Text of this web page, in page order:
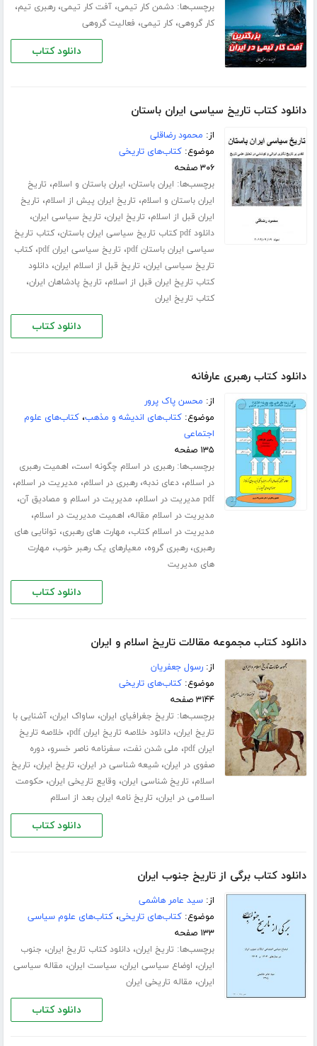
برچسب‌ها:دشمن کار تیمی،آفت کار تیمی،رهبری تیم،
کار گروهی،کار تیمی، فعالیت گروهی
دانلود کتاب
دانلود کتاب تاریخ سیاسی ایران باستان
از: محمود رضاقلی
موضوع:کتاب‌های تاریخی
۳۰۶ صفحه
برچسب‌ها: ایران باستان، ایران باستان و اسلام، تاریخ
ایران باستان و اسلام، تاریخ ایران پیش از اسلام، تاریخ
ایران قبل از اسلام، تاریخ ایران، تاریخ سیاسی ایران،
دانلود pdf کتاب تاریخ سیاسی ایران باستان ،کتاب تاریخ
سیاسی ایران باستان pdf
، تاریخ سیاسی ایران pdf ،کتاب
تاریخ سیاسی ایران، تاریخ قبل از اسلام ایران،دانلود
کتاب تاریخ ایران قبل از اسلام، تاریخ پادشاهان ایران،
کتاب تاریخ ایران
دانلود کتاب
دانلود کتاب رهبری عارفانه
از: محسن پاک پرور
موضوع:کتاب‌های اندیشه و مذهب،کتاب‌های علوم
اجتماعی
۱۳۵ صفحه
برچسب‌ها:رهبری در اسلام چگونه است، اهمیت رهبری
در اسلام،دعای ندبه،رهبری در اسلام، مدیریت در اسلام،
pdf مدیریت در اسلام ، مدیریت در اسلام و مصادیق آن،
مدیریت در اسلام مقاله، اهمیت مدیریت در اسلام،
مدیریت در اسلام کتاب، مهارت های رهبری، توانایی های
رهبری،رهبری گروه، معیارهای یک رهبر خوب، مهارت
های مدیریت
دانلود کتاب
دانلود کتاب مجموعه مقالات تاریخ اسلام و ایران
از:رسول جعفریان
موضوع:کتاب‌های تاریخی
۳۱۴۴ صفحه
برچسب‌ها: تاریخ جغرافیای ایران، ساواک ایران،آشنایی با
تاریخ ایران،دانلود خلاصه تاریخ ایران pdf ، خلاصه تاریخ
ایران pdf
، ملی شدن نفت، سفرنامه ناصر خسرو،دوره
صفوی در ایران،شیعه شناسی در ایران، تاریخ ایران، تاریخ
اسلام، تاریخ شناسی ایران، وقایع تاریخی ایران،حکومت
اسلامی در ایران، تاریخ نامه ایران بعد از اسلام
دانلود کتاب
دانلود کتاب برگی از تاریخ جنوب ایران
از:سید عامر هاشمی
موضوع:کتاب‌های تاریخی،کتاب‌های علوم سیاسی
۱۳۳ صفحه
برچسب‌ها: تاریخ ایران،دانلود کتاب تاریخ ایران، جنوب
ایران، اوضاع سیاسی ایران، سیاست ایران، مقاله سیاسی
ایران، مقاله تاریخی ایران
دانلود کتاب